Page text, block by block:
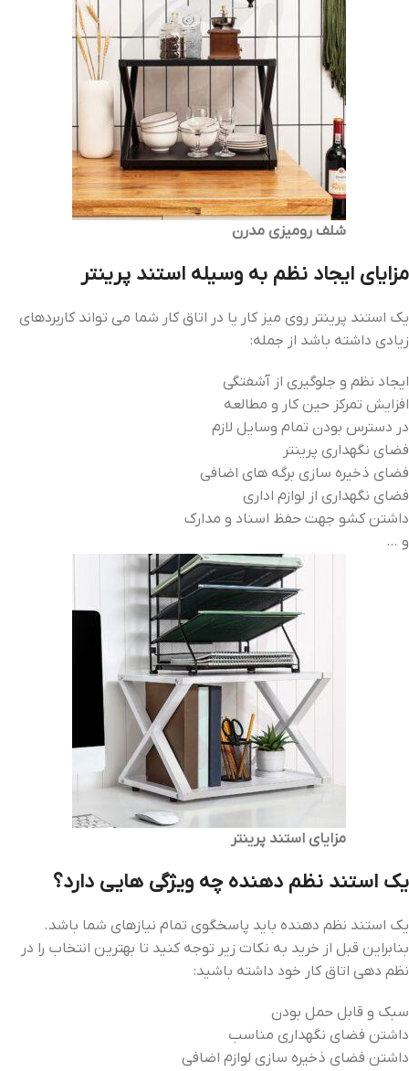
شلف رومیزی مدرن
مزایای ایجاد نظم به وسیله استند پرینتر
یک استند پرینتر روی میز کار یا در اتاق کار شما می تواند کاربردهای
زیادی داشته باشد از جمله:
ایجاد نظم و جلوگیری از آشفتگی
افزایش تمرکز حین کار و مطالعه
در دسترس بودن تمام وسایل لازم
فضای نگهداری پرینتر
فضای ذخیره سازی برگه های اضافی
فضای نگهداری از لوازم اداری
داشتن کشو جهت حفظ اسناد و مدارک
و …
مزایای استند پرینتر
یک استند نظم دهنده چه ویژگی هایی دارد؟
یک استند نظم دهنده باید پاسخگوی تمام نیازهای شما باشد.
بنابراین قبل از خرید به نکات زیر توجه کنید تا بهترین انتخاب را در
نظم دهی اتاق کار خود داشته باشید:
سبک و قابل حمل بودن
داشتن فضای نگهداری مناسب
داشتن فضای ذخیره سازی لوازم اضافی